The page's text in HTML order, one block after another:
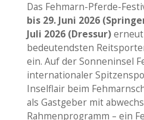
Das Fehmarn-Pferde-
bis 29. Juni 2026
Juli 2026 (Dressur)erneut
bedeutendsten
ein. Auf der Sonneninsel
internationaler
Inselflair beim
als Gastgeber mit
Rahmenprogramm – ein